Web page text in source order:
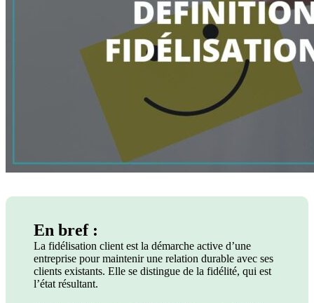
En bref :
La fidélisation client est la démarche active d’une
entreprise pour maintenir une relation durable avec ses
clients existants. Elle se distingue de la fidélité, qui est
l’état résultant.